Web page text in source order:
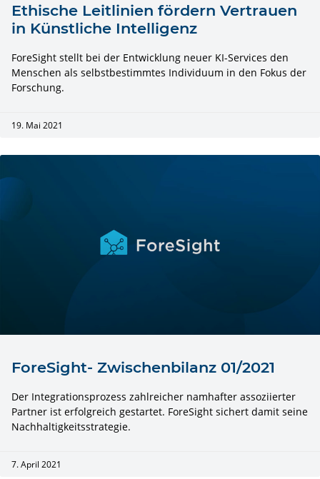
Ethische Leitlinien fördern Vertrauen
in Künstliche Intelligenz
ForeSight stellt bei der Entwicklung neuer KI-Services den
Menschen als selbstbestimmtes Individuum in den Fokus der
Forschung.
19. Mai 2021
ForeSight- Zwischenbilanz 01/2021
Der Integrationsprozess zahlreicher namhafter assoziierter
Partner ist erfolgreich gestartet. ForeSight sichert damit seine
Nachhaltigkeitsstrategie.
7. April 2021